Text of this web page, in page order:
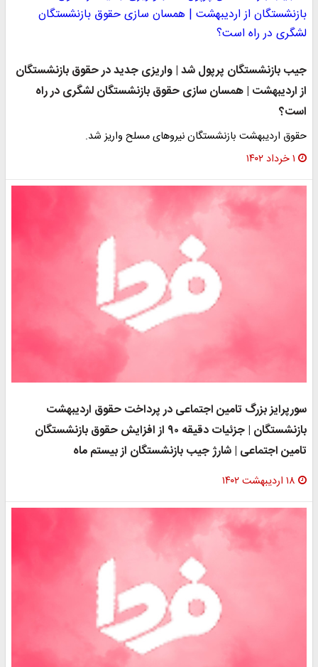
جیب بازنشستگان پرپول شد | واریزی جدید در حقوق بازنشستگان
از اردیبهشت | همسان سازی حقوق بازنشستگان لشگری در راه
است؟
حقوق اردیبهشت بازنشستگان نیروهای مسلح واریز شد.
۱ خرداد ۱۴۰۲
سورپرایز بزرگ تامین اجتماعی در پرداخت حقوق اردیبهشت
بازنشستگان | جزئیات دقیقه ۹۰ از افزایش حقوق بازنشستگان
تامین اجتماعی | شارژ جیب بازنشستگان از بیستم ماه
۱۸ اردیبهشت ۱۴۰۲